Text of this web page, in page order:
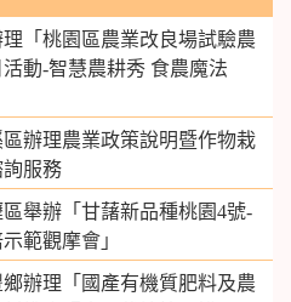
「桃園區農業改良場試驗農
動-智慧農耕秀 食農魔法
辦理農業政策說明暨作物栽
服務
舉辦「甘藷新品種桃園4號-
範觀摩會」
辦理「國產有機質肥料及農